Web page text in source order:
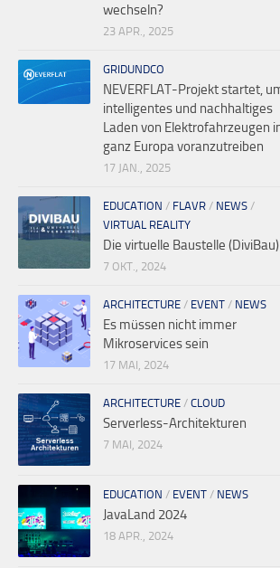
wechseln?
23 APR., 2025
GRIDUNDCO
NEVERFLAT-Projekt startet,
intelligentes und nachhaltiges
Laden von Elektrofahrzeugen
ganz Europa voranzutreiben
17 JAN., 2025
EDUCATION / FLAVR / NEWS /
VIRTUAL REALITY
Die virtuelle Baustelle (DiviBau)
7 OKT., 2024
ARCHITECTURE / EVENT / NEWS
Es müssen nicht immer
Mikroservices sein
17 MAI, 2024
ARCHITECTURE / CLOUD
Serverless-Architekturen
7 MAI, 2024
EDUCATION / EVENT / NEWS
JavaLand 2024
18 APR., 2024